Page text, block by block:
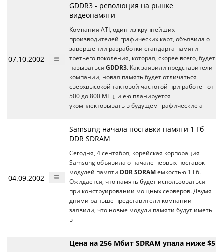
07.10.2002
GDDR3 - революция на рынке
видеопамяти
Компания ATI, один из крупнейших
производителей графических карт, объявила о
завершении разработки стандарта памяти
третьего поколения, которая, скорее всего, будет
называться GDDR3. Как заявили представители
компании, новая память будет отличаться
сверхвысокой тактовой частотой при работе - от
500 до 800 МГц, и ею планируется
укомплектовывать в будущем графические а
04.09.2002
Samsung начала поставки памяти 1 Гб
DDR SDRAM
Сегодня, 4 сентября, корейская корпорация
Samsung объявила о начале первых поставок
модулей памяти DDR SDRAM емкостью 1 Гб.
Ожидается, что память будет использоваться
при конструировании мощных серверов. Двумя
днями раньше представители компании
заявили, что новые модули памяти будут иметь
в
Цена на 256 Мбит SDRAM упала ниже $5